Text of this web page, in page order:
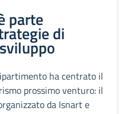
parte
di
ha centrato il
prossimo venturo: il
da Isnart e